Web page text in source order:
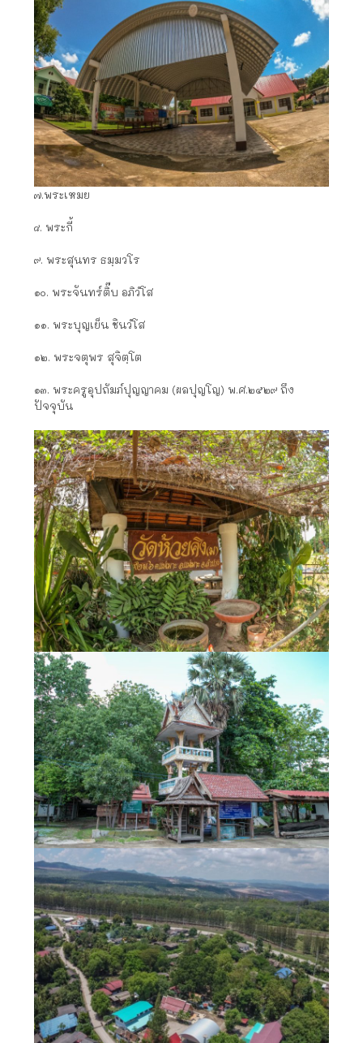
๗.พระเหมย
๘. พระกี้
๙. พระสุนทร ธมฺมวโร
๑๐. พระจันทร์ติ๊บ อภิวํโส
๑๑. พระบุญเย็น ชินวํโส
๑๒. พระจตุพร สุจิตฺโต
๑๓. พระครูอุปถัมภ์ปุญญาคม (ผลปุญโญ) พ.ศ.๒๕๒๙ ถึง
ปัจจุบัน